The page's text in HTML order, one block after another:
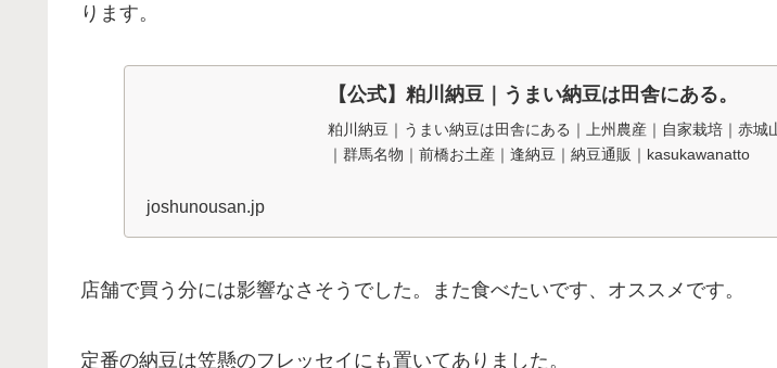
ります。
【公式】粕川納豆｜うまい納豆は田舎にある。
粕川納豆｜うまい納豆は田舎にある｜上州農産｜自家栽培｜赤城
｜群馬名物｜前橋お土産｜逢納豆｜納豆通販｜kasukawanatto
joshunousan.jp
店舗で買う分には影響なさそうでした。また食べたいです、オススメです。
定番の納豆は笠懸のフレッセイにも置いてありました。